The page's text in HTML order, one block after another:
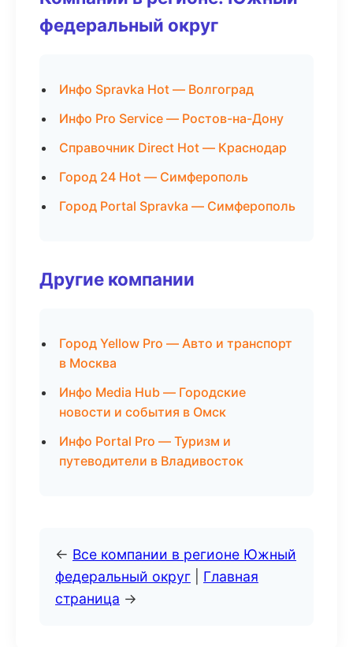
федеральный округ
Инфо Spravka Hot — Волгоград
Инфо Pro Service — Ростов-на-Дону
Справочник Direct Hot — Краснодар
Город 24 Hot — Симферополь
Город Portal Spravka — Симферополь
Другие компании
Город Yellow Pro — Авто и транспорт
в Москва
Инфо Media Hub — Городские
новости и события в Омск
Инфо Portal Pro — Туризм и
путеводители в Владивосток
← Все компании в регионе Южный
федеральный округ
Главная
страница →